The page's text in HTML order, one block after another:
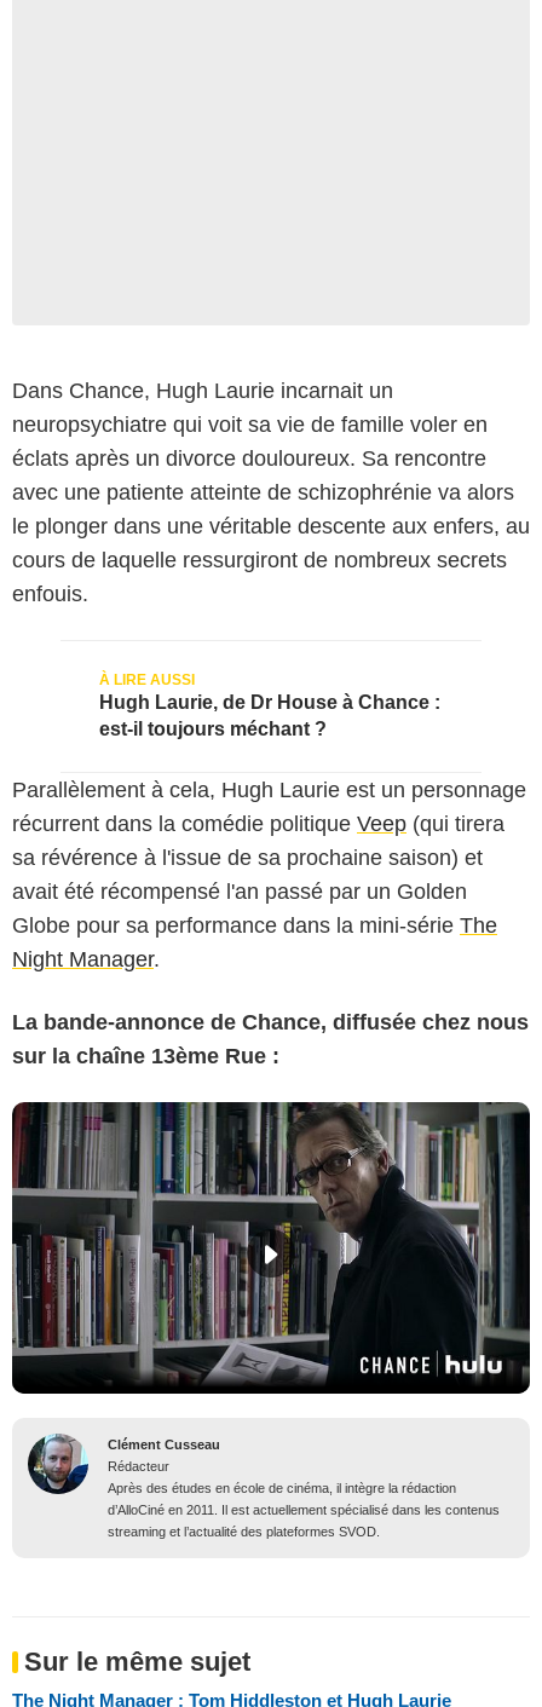
Dans Chance, Hugh Laurie incarnait un
neuropsychiatre qui voit sa vie de famille voler en
éclats après un divorce douloureux. Sa rencontre
avec une patiente atteinte de schizophrénie va alors
le plonger dans une véritable descente aux enfers, au
cours de laquelle ressurgiront de nombreux secrets
enfouis.
Hugh Laurie, de Dr House à Chance :
est-il toujours méchant ?
Parallèlement à cela, Hugh Laurie est un personnage
récurrent dans la comédie politique Veep (qui tirera
sa révérence à l'issue de sa prochaine saison) et
avait été récompensé l'an passé par un Golden
Globe pour sa performance dans la mini-série The
Night Manager.
La bande-annonce de Chance, diffusée chez nous
sur la chaîne 13ème Rue :
Clément Cusseau
Rédacteur
Après des études en école de cinéma, il intègre la rédaction
d’AlloCiné en 2011. Il est actuellement spécialisé dans les contenus
streaming et l’actualité des plateformes SVOD.
Sur le même sujet
The Night Manager : Tom Hiddleston et Hugh Laurie